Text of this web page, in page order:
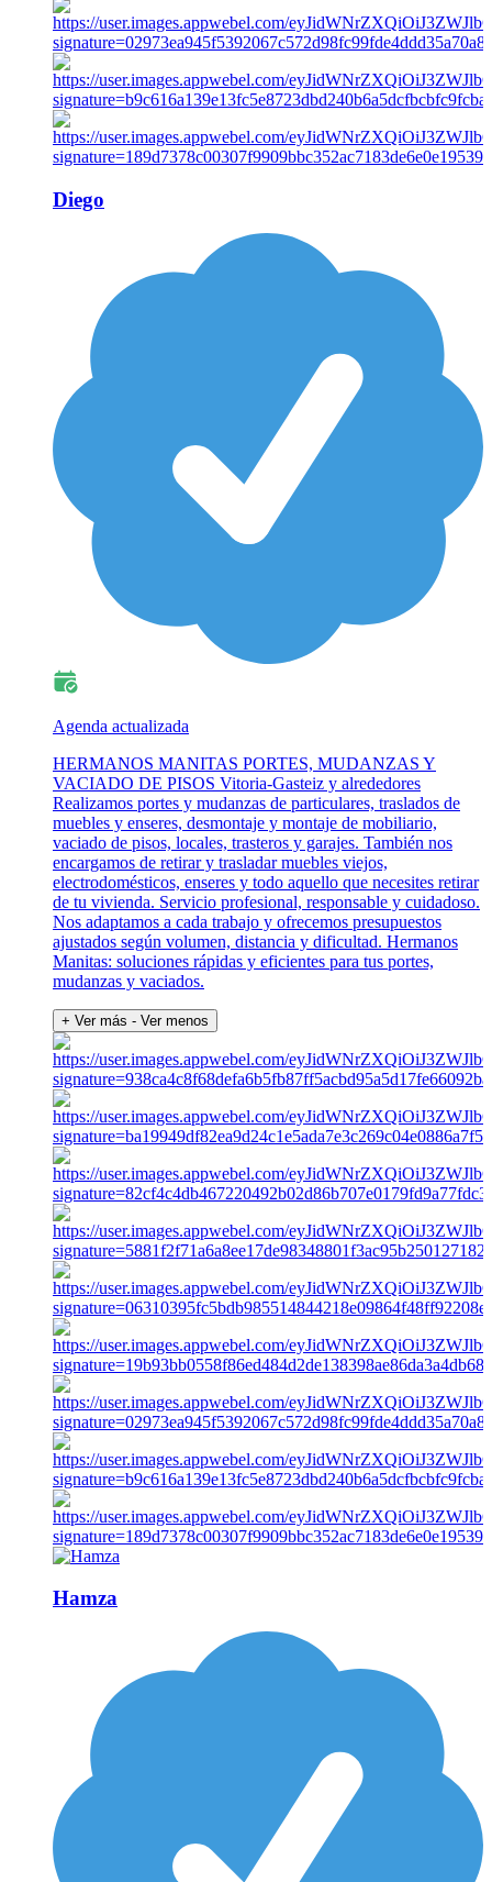
Diego
Agenda actualizada
HERMANOS MANITAS PORTES, MUDANZAS Y
VACIADO DE PISOS Vitoria-Gasteiz y alrededores
Realizamos portes y mudanzas de particulares, traslados de
muebles y enseres, desmontaje y montaje de mobiliario,
vaciado de pisos, locales, trasteros y garajes. También nos
encargamos de retirar y trasladar muebles viejos,
electrodomésticos, enseres y todo aquello que necesites retirar
de tu vivienda. Servicio profesional, responsable y cuidadoso.
Nos adaptamos a cada trabajo y ofrecemos presupuestos
ajustados según volumen, distancia y dificultad. Hermanos
Manitas: soluciones rápidas y eficientes para tus portes,
mudanzas y vaciados.
+ Ver más - Ver menos
Hamza